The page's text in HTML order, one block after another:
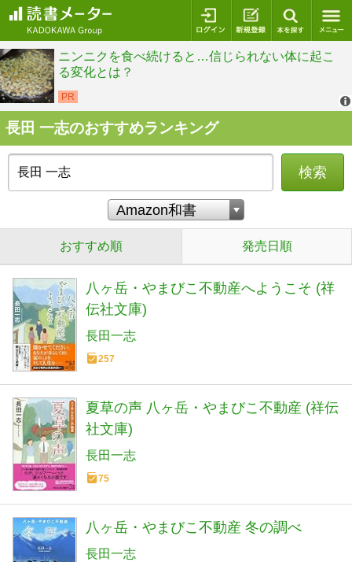
ログイン 新規登録
長田 一志のおすすめランキング
検索
おすすめ順 発売日順
八ヶ岳・やまびこ不動産へようこそ (祥
伝社文庫)
長田一志
257
夏草の声 八ヶ岳・やまびこ不動産 (祥伝
社文庫)
長田一志
75
八ヶ岳・やまびこ不動産 冬の調べ
長田一志